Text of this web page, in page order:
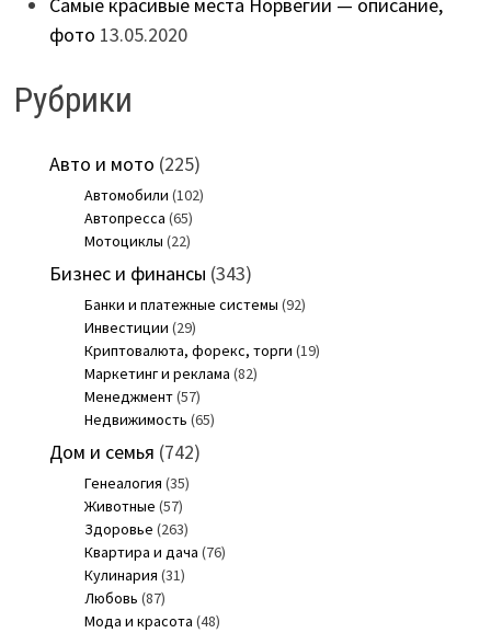
Самые красивые места Норвегии — описание,
фото 13.05.2020
Рубрики
Авто и мото (225)
Автомобили (102)
Автопресса (65)
Мотоциклы (22)
Бизнес и финансы (343)
Банки и платежные системы (92)
Инвестиции (29)
Криптовалюта, форекс, торги (19)
Маркетинг и реклама (82)
Менеджмент(57)
Недвижимость (65)
Дом и семья (742)
Генеалогия (35)
Животные (57)
Здоровье (263)
Квартира и дача (76)
Кулинария (31)
Любовь (87)
Мода и красота (48)